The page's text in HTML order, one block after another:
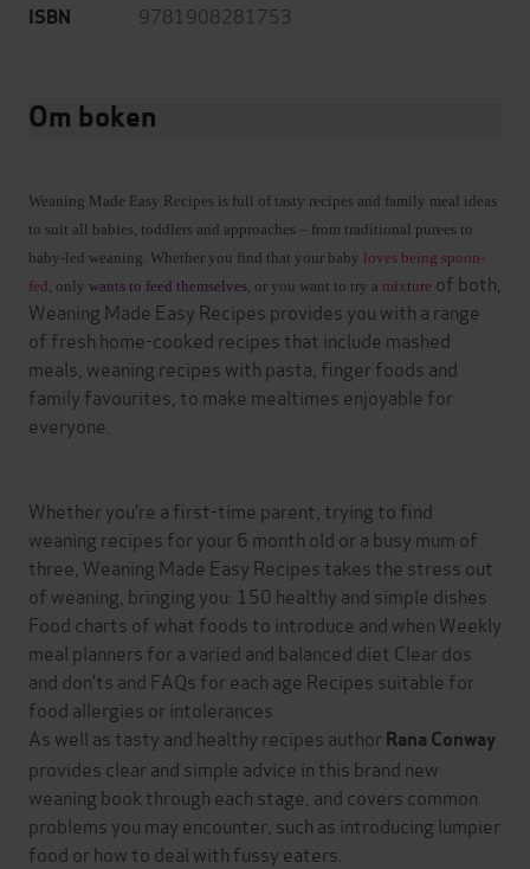
ISBN 9781908281753
Om boken
Weaning Made Easy Recipes is full of tasty recipes and family meal ideas
to suit all babies, toddlers and approaches – from traditional purees to
baby-led weaning. Whether you find that your baby loves being spoon-
fed, only wants to feed themselves, or you want to try a mixture of both,
Weaning Made Easy Recipes provides you with a range
of fresh home-cooked recipes that include mashed
meals, weaning recipes with pasta, finger foods and
family favourites, to make mealtimes enjoyable for
everyone.
Whether you’re a first-time parent, trying to find
weaning recipes for your 6 month old or a busy mum of
three, Weaning Made Easy Recipes takes the stress out
of weaning, bringing you: 150 healthy and simple dishes
Food charts of what foods to introduce and when Weekly
meal planners for a varied and balanced diet Clear dos
and don’ts and FAQs for each age Recipes suitable for
food allergies or intolerances
As well as tasty and healthy recipes authorRana Conway
provides clear and simple advice in this brand new
weaning book through each stage, and covers common
problems you may encounter, such as introducing lumpier
food or how to deal with fussy eaters.